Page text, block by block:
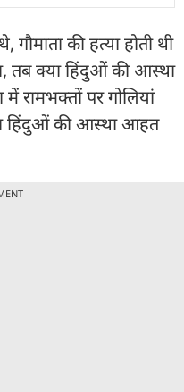
की हत्या होती थी
तब क्या हिंदुओं की आस्था
रामभक्तों पर गोलियां
हिंदुओं की आस्था आहत